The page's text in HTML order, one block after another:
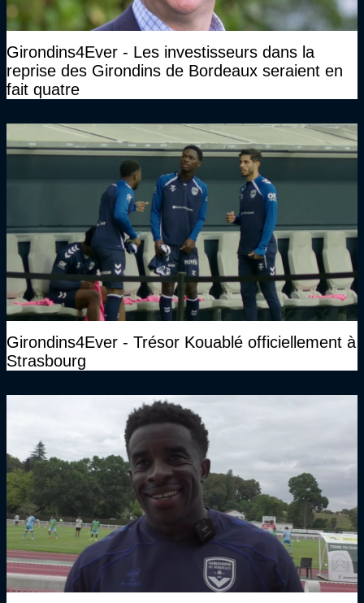
Girondins4Ever - Les investisseurs dans la
reprise des Girondins de Bordeaux seraient en
fait quatre
Girondins4Ever - Trésor Kouablé officiellement à
Strasbourg